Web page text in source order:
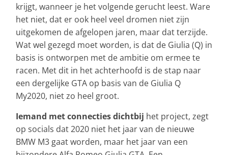
krijgt, wanneer je het volgende gerucht leest. Ware
het niet, dat er ook heel veel dromen niet zijn
uitgekomen de afgelopen jaren, maar dat terzijde.
Wat wel gezegd moet worden, is dat de Giulia (Q) in
basis is ontworpen met de ambitie om ermee te
racen. Met dit in het achterhoofd is de stap naar
een dergelijke GTA op basis van de Giulia Q
My2020, niet zo heel groot.
Iemand met connecties dichtbij het project, zegt
op socials dat 2020 niet het jaar van de nieuwe
BMW M3 gaat worden, maar het jaar van een